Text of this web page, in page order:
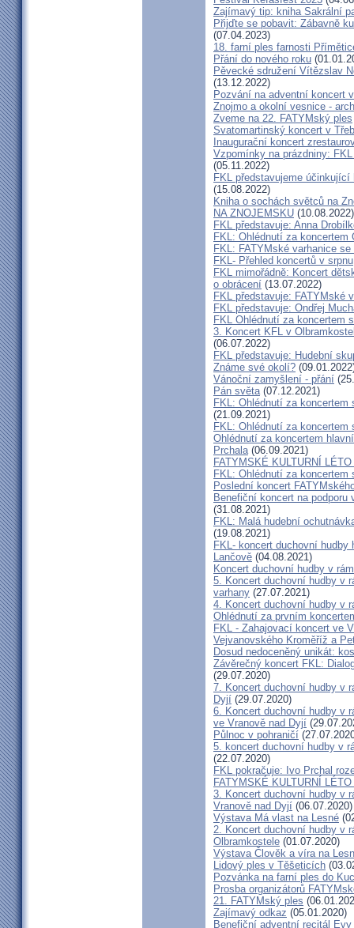
Zajímavý tip: kniha Sakrální
Přijďte se pobavit: Zábavně
(07.04.2023)
18. farní ples farnosti
Přání do nového roku
Pěvecké sdružení Vítězslav
(13.12.2022)
Pozvání na adventní koncert
Znojmo a okolní vesnice -
Zveme na 22. FATYMský ples
Svatomartinský koncert v
Inaugurační koncert
Vzpomínky na prázdniny:
(05.11.2022)
FKL představujeme účinkující
(15.08.2022)
Kniha o sochách světců na
NA ZNOJEMSKU (10.08.2022)
FKL představuje: Anna
FKL: Ohlédnutí za koncertem
FKL: FATYMské varhanice
FKL- Přehled koncertů v srpnu
FKL mimořádně: Koncert
o obrácení (13.07.2022)
FKL představuje: FATYMské
FKL představuje: Ondřej
FKL Ohlédnutí za koncertem
3. Koncert KFL v
(06.07.2022)
FKL představuje: Hudební
Známe své okolí?
Vánoční zamyšlení - přání
Pán světa(07.12.2021)
FKL: Ohlédnutí za koncertem
(21.09.2021)
FKL: Ohlédnutí za
Ohlédnutí za koncertem
Prchala(06.09.2021)
FATYMSKÉ KULTURNÍ
FKL: Ohlédnutí za
Poslední koncert
Benefiční koncert na podporu
(31.08.2021)
FKL: Malá hudební
(19.08.2021)
FKL- koncert duchovní
Lančově (04.08.2021)
Koncert duchovní hudby v
5. Koncert duchovní hudby v
varhany (27.07.2021)
4. Koncert duchovní hudby v
Ohlédnutí za prvním
FKL - Zahajovací koncert ve
Vejvanovského Kroměříž a
Dosud nedoceněný unikát:
Závěrečný koncert FKL:
(29.07.2020)
7. Koncert duchovní hudby v
Dyjí (29.07.2020)
6. Koncert duchovní hudby v
ve Vranově nad Dyjí
Půlnoc v pohraničí
5. koncert duchovní hudby v
(22.07.2020)
FKL pokračuje: Ivo Prchal
FATYMSKÉ KULTURNÍ
3. Koncert duchovní hudby v
Vranově nad Dyjí (06.07.2020)
Výstava Má vlast na Lesné
2. Koncert duchovní hudby v
Olbramkostele (01.07.2020)
Výstava Člověk a víra na
Lidový ples v Těšeticích
Pozvánka na farní ples do
Prosba organizátorů
21. FATYMský ples
Zajímavý odkaz (05.01.2020)
Benefiční adventní recitál